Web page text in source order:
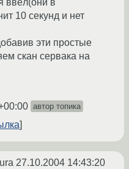
ввёл(они в
10 секунд и нет
эти простые
скан сервака на
автор топика
27.10.2004 14:43:20